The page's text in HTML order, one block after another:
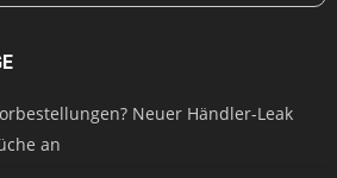
Neuer Händler-Leak
an